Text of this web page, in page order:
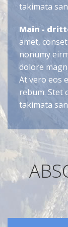
takimata
Main -
amet,
nonumy
dolore
At vero eos
rebum. Stet
takimata